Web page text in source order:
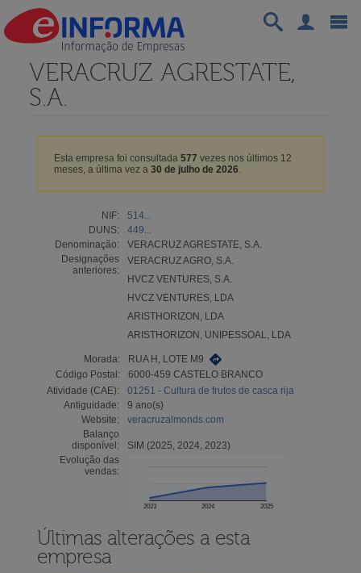
VERACRUZ AGRESTATE,
S.A.
Esta empresa foi consultada 577 vezes nos últimos 12
meses, a última vez a 30 de julho de 2026.
NIF:
514...
DUNS:
449...
Denominação:
VERACRUZ AGRESTATE, S.A.
Designações
anteriores:
VERACRUZ AGRO, S.A.
HVCZ VENTURES, S.A.
HVCZ VENTURES, LDA
ARISTHORIZON, LDA
ARISTHORIZON, UNIPESSOAL, LDA
Morada:
RUA H, LOTE M9
Código Postal:
6000-459 CASTELO BRANCO
Atividade (CAE):
01251 - Cultura de frutos de casca rija
Antiguidade:
9 ano(s)
Website:
veracruzalmonds.com
Balanço
disponível:
SIM (2025, 2024, 2023)
Evolução das
vendas:
2023 2024 2025
Últimas alterações a esta
empresa